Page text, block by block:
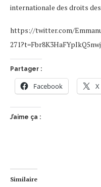
internationale des droits
https://twitter.com/
Partager :
Facebook X
J’aime ça :
Similaire